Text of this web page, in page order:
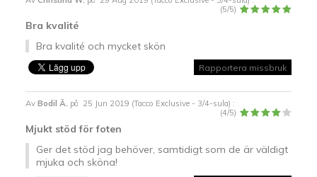
(5/5)
Bra kvalité
Bra kvalité och mycket skön
Rapportera missbruk
Av Bodil Ä. på 25 Jun 2019 (Tacco Exclusive - 3/4-sula) :
(4/5)
Mjukt stöd för foten
Ger det stöd jag behöver, samtidigt som de är väldigt
mjuka och sköna!